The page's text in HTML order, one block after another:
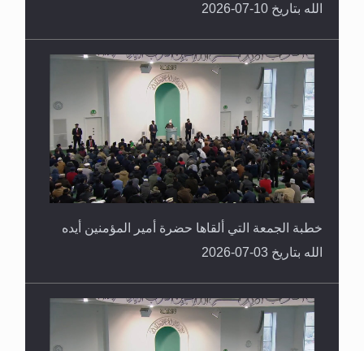
الله بتاريخ 10-07-2026
خطبة الجمعة التي ألقاها حضرة أمير المؤمنين أيده
الله بتاريخ 03-07-2026